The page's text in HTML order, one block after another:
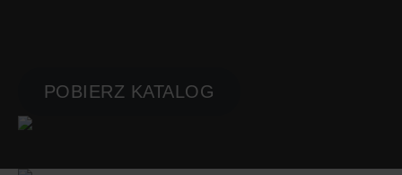
POBIERZ KATALOG